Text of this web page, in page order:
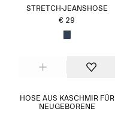
STRETCH-JEANSHOSE
€ 29
HOSE AUS KASCHMIR FÜR
NEUGEBORENE